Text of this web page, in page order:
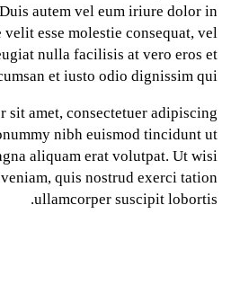
autem vel eum iriure dolor in
esse molestie consequat, vel
nulla facilisis at vero eros et
et iusto odio dignissim qui.
sit amet, consectetuer adipiscing
nibh euismod tincidunt ut
aliquam erat volutpat. Ut wisi
quis nostrud exerci tation
ullamcorper suscipit lobortis.